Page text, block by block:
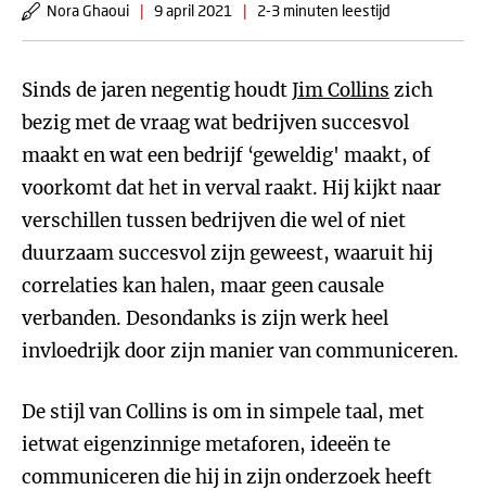
Nora Ghaoui | 9 april 2021 | 2-3 minuten leestijd
Sinds de jaren negentig houdtJim Collins zich
bezig met de vraag wat bedrijven succesvol
maakt en wat een bedrijf ‘geweldig' maakt, of
voorkomt dat het in verval raakt. Hij kijkt naar
verschillen tussen bedrijven die wel of niet
duurzaam succesvol zijn geweest, waaruit hij
correlaties kan halen, maar geen causale
verbanden. Desondanks is zijn werk heel
invloedrijk door zijn manier van communiceren.
De stijl van Collins is om in simpele taal, met
ietwat eigenzinnige metaforen, ideeën te
communiceren die hij in zijn onderzoek heeft